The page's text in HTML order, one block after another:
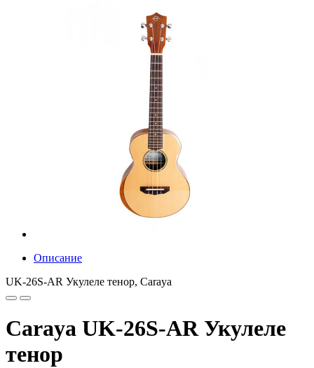
Описание
UK-26S-AR Укулеле тенор, Caraya
Caraya UK-26S-AR Укулеле
тенор